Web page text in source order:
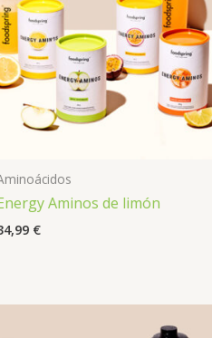
Aminos de limón
€